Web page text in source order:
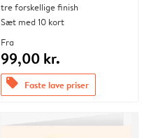
tre forskellige finish
Sæt med 10 kort
Fra
99,00 kr.
offers Faste lave priser